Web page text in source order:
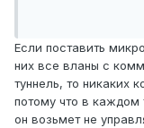
Если поставить
них все вланы с
туннель, то никаких
потому что в каждом
он возьмет не